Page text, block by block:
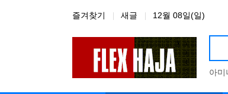
즐겨찾기 새글 12월 08일(일)
아미